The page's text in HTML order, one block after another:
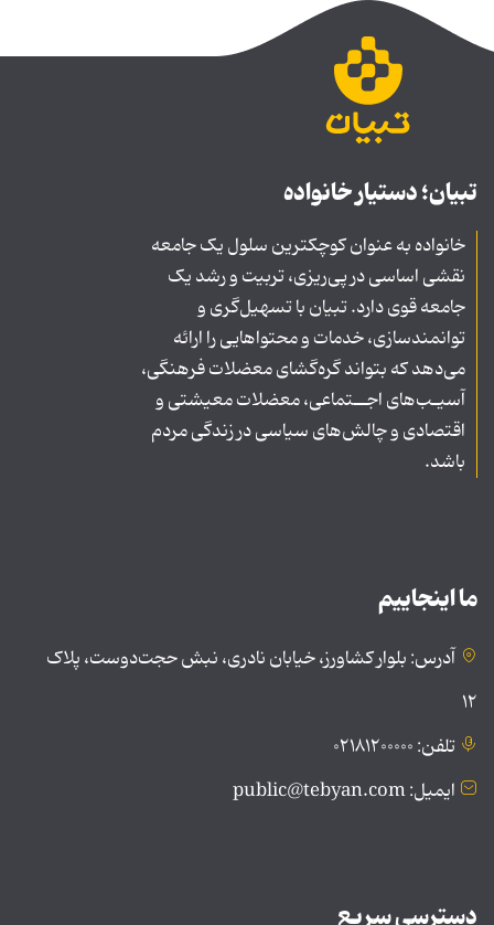
تبیان؛ دستیار خانواده
خانواده به عنوان کوچکترین سلول یک جامعه
نقشی اساسی در پی‌ریزی، تربیت و رشد یک
جامعه قوی دارد. تبیان با تسهیل‌گری و
توانمندسازی، خدمات و محتواهایی را ارائه
می‌دهد که بتواند گره‌گشای معضلات فرهنگی،
آسیـب‌های اجــتماعی، معضلات معیشتی و
اقتصادی و چالش‌های سیاسی در زندگی مردم
باشد.
ما اینجاییم
آدرس: بلوار کشاورز، خیابان نادری، نبش حجت‌دوست، پلاک
۱۲
تلفن: ۰۲۱۸۱۲۰۰۰۰۰
ایمیل: public@tebyan.com